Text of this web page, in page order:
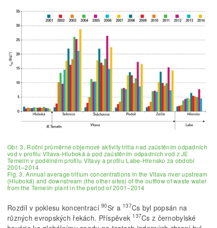
Obr. 3. Roční průměrné objemové aktivity tritia nad zaústěním odpadních
vod v profilu Vltava-Hluboká a pod zaústěním odpadních vod z JE
Temelín v podélném profilu Vltavy a profilu Labe-Hřensko za období
2001–2014
Fig. 3. Annual average tritium concentrations in the Vltava river upstream
(Hluboká) and downstream (the other sites) of the outflow of waste water
from the Temelín plant in the period of 2001–2014
Rozdíl v poklesu koncentrací90Sr a 137Cs byl popsán na
různých evropských řekách. Příspěvek 137Cs z černobylské